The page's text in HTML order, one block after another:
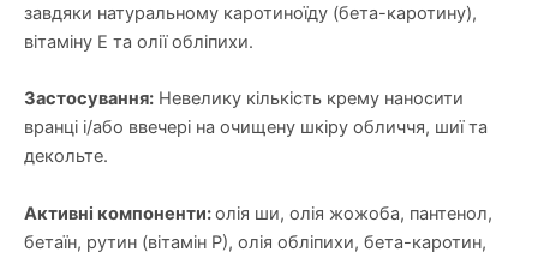
завдяки натуральному каротиноїду (бета-каротину),
вітаміну Е та олії обліпихи.
Застосування: Невелику кількість крему наносити
вранці і/або ввечері на очищену шкіру обличчя, шиї та
декольте.
Активні компоненти:олія ши, олія жожоба, пантенол,
бетаїн, рутин (вітамін Р), олія обліпихи, бета-каротин,